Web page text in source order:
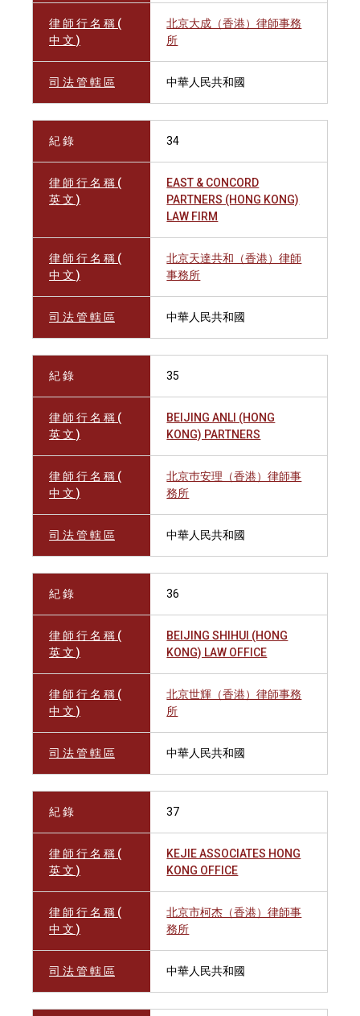
律 師 行 名 稱 (
中 文 )
北京大成（香港）律師事務
所
司 法 管 轄 區 中華人民共和國
紀 錄 34
律 師 行 名 稱 (
英 文 )
EAST & CONCORD
PARTNERS (HONG KONG)
LAW FIRM
律 師 行 名 稱 (
中 文 )
北京天達共和（香港）律師
事務所
司 法 管 轄 區 中華人民共和國
紀 錄 35
律 師 行 名 稱 (
英 文 )
BEIJING ANLI (HONG
KONG) PARTNERS
律 師 行 名 稱 (
中 文 )
北京巿安理（香港）律師事
務所
司 法 管 轄 區 中華人民共和國
紀 錄 36
律 師 行 名 稱 (
英 文 )
BEIJING SHIHUI (HONG
KONG) LAW OFFICE
律 師 行 名 稱 (
中 文 )
北京世輝（香港）律師事務
所
司 法 管 轄 區 中華人民共和國
紀 錄 37
律 師 行 名 稱 (
英 文 )
KEJIE ASSOCIATES HONG
KONG OFFICE
律 師 行 名 稱 (
中 文 )
北京市柯杰（香港）律師事
務所
司 法 管 轄 區 中華人民共和國